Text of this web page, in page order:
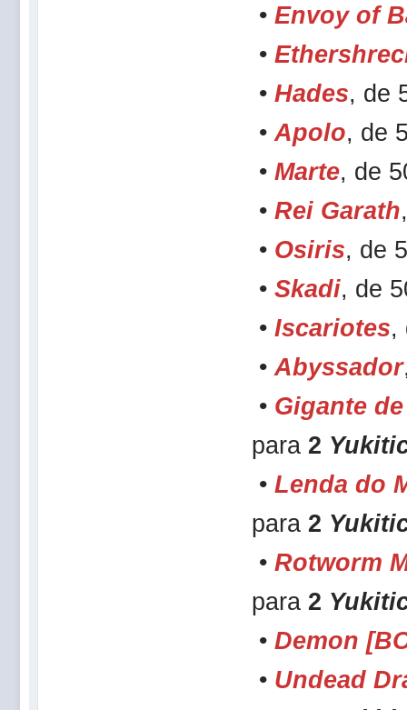
• Envoy of
•
• Hades, de
• Apolo, de
• Marte, de
• Rei Garath
• Osiris, de
• Skadi, de
• Iscariotes,
• Abyssador
• Gigante
para 2
• Lenda do
para 2
• Rotworm
para 2
• Demon
• Undead